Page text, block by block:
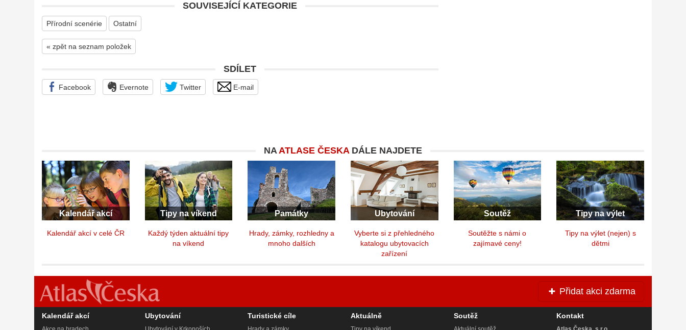
SOUVISEJÍCÍ KATEGORIE
Přírodní scenérie Ostatní
« zpět na seznam položek
SDÍLET
Facebook Evernote Twitter E-mail
NAATLASE ČESKADÁLE NAJDETE
Kalendář akcí
Kalendář akcí v celé ČR
Tipy na víkend
Každý týden aktuální tipy
na víkend
Památky
Hrady, zámky, rozhledny a
mnoho dalších
Ubytování
Vyberte si z přehledného
katalogu ubytovacích
zařízení
Soutěž
Soutěžte s námi o
zajímavé ceny!
Tipy na výlet
Tipy na výlet (nejen) s
dětmi
Přidat akci zdarma
Kalendář akcí Ubytování Turistické cíle Aktuálně Soutěž Kontakt